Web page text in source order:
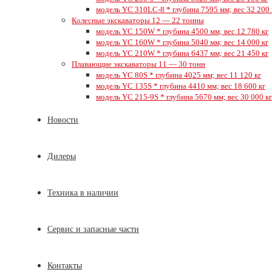
модель YC 310LC-8 * глубина 7595 мм; вес 32 200
Колесные экскаваторы 12 — 22 тонны
модель YC 150W * глубина 4500 мм; вес 12 780 кг
модель YC 160W * глубина 5040 мм; вес 14 000 кг
модель YC 210W * глубина 6437 мм; вес 21 450 кг
Плавающие экскаваторы 11 — 30 тонн
модель YC 80S * глубина 4025 мм; вес 11 120 кг
модель YC 135S * глубина 4410 мм; вес 18 600 кг
модель YC 215-9S * глубина 5670 мм; вес 30 000 кг
Новости
Дилеры
Техника в наличии
Сервис и запасные части
Контакты